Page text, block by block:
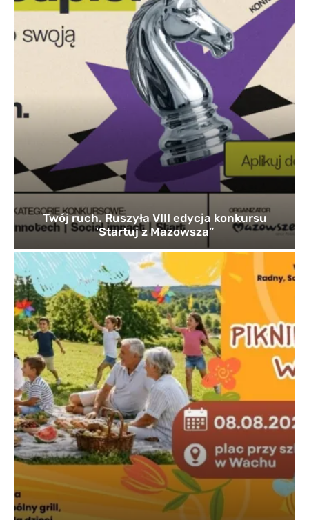
Twój ruch. Ruszyła VIII edycja konkursu
'Startuj z Mazowsza”